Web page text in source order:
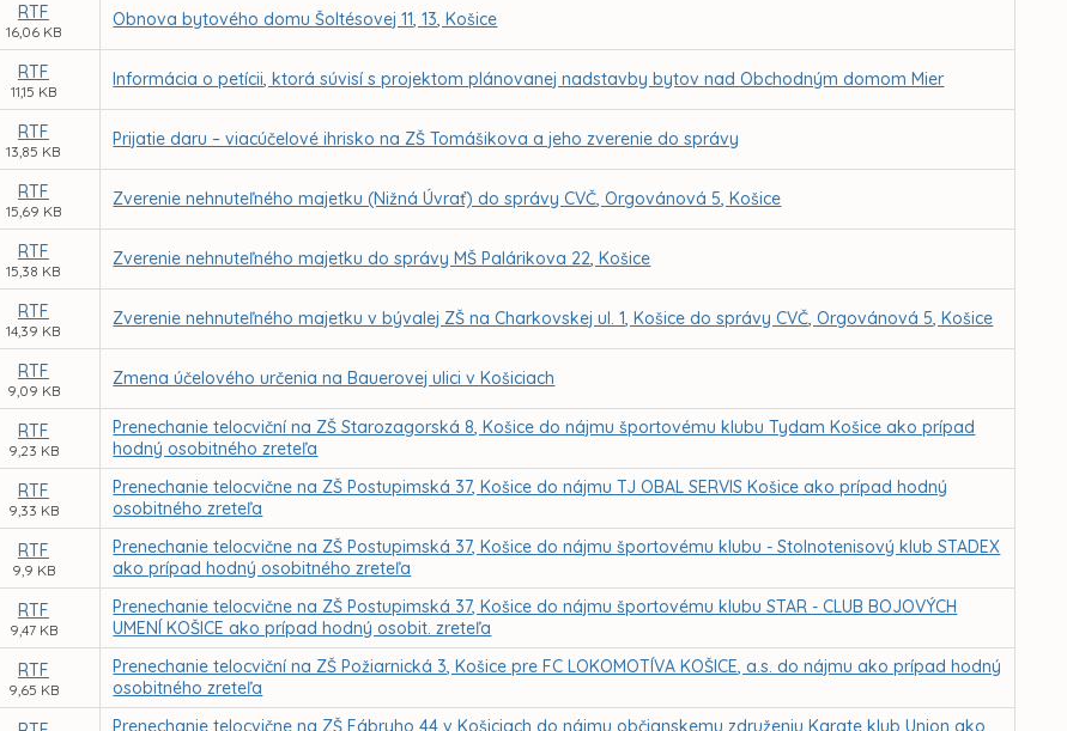
RTF
16,06 KB
Obnova bytového domu Šoltésovej 11, 13, Košice
RTF
11,15 KB
Informácia o petícii, ktorá súvisí s projektom plánovanej nadstavby bytov nad Obchodným domom Mier
RTF
13,85 KB
Prijatie daru – viacúčelové ihrisko na ZŠ Tomášikova a jeho zverenie do správy
RTF
15,69 KB
Zverenie nehnuteľného majetku (Nižná Úvrať) do správy CVČ, Orgovánová 5, Košice
RTF
15,38 KB
Zverenie nehnuteľného majetku do správy MŠ Palárikova 22, Košice
RTF
14,39 KB
Zverenie nehnuteľného majetku v bývalej ZŠ na Charkovskej ul. 1, Košice do správy CVČ, Orgovánová 5, Košice
RTF
9,09 KB
Zmena účelového určenia na Bauerovej ulici v Košiciach
RTF
9,23 KB
Prenechanie telocviční na ZŠ Starozagorská 8, Košice do nájmu športovému klubu Tydam Košice ako prípad
hodný osobitného zreteľa
RTF
9,33 KB
Prenechanie telocvične na ZŠ Postupimská 37, Košice do nájmu TJ OBAL SERVIS Košice ako prípad hodný
osobitného zreteľa
RTF
9,9 KB
Prenechanie telocvične na ZŠ Postupimská 37, Košice do nájmu športovému klubu - Stolnotenisový klub STADEX
ako prípad hodný osobitného zreteľa
RTF
9,47 KB
Prenechanie telocvične na ZŠ Postupimská 37, Košice do nájmu športovému klubu STAR - CLUB BOJOVÝCH
UMENÍ KOŠICE ako prípad hodný osobit. zreteľa
RTF
9,65 KB
Prenechanie telocviční na ZŠ Požiarnická 3, Košice pre FC LOKOMOTÍVA KOŠICE, a.s. do nájmu ako prípad hodný
osobitného zreteľa
Prenechanie telocvične na ZŠ Fábryho 44 v Košiciach do nájmu občianskemu združeniu Karate klub Union ako